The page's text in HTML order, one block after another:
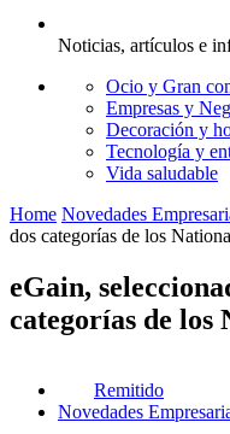
Noticias, artículos e
Ocio y Gran
Empresas y
Decoración y
Tecnología y
Vida saludable
Home Novedades
dos categorías de los
eGain,
categorías de los
Remitido
Novedades